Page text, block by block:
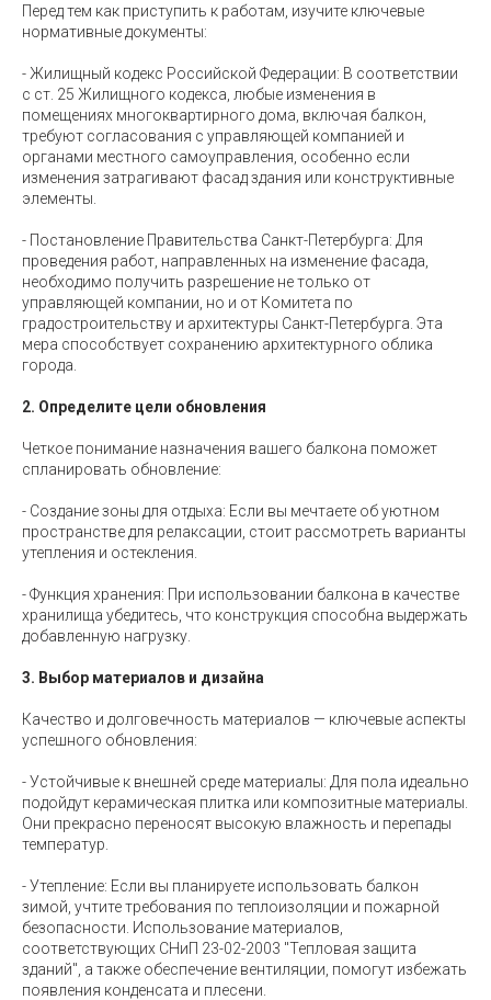
Перед тем как приступить к работам, изучите ключевые
нормативные документы:
- Жилищный кодекс Российской Федерации: В соответствии
с ст. 25 Жилищного кодекса, любые изменения в
помещениях многоквартирного дома, включая балкон,
требуют согласования с управляющей компанией и
органами местного самоуправления, особенно если
изменения затрагивают фасад здания или конструктивные
элементы.
- Постановление Правительства Санкт-Петербурга: Для
проведения работ, направленных на изменение фасада,
необходимо получить разрешение не только от
управляющей компании, но и от Комитета по
градостроительству и архитектуры Санкт-Петербурга. Эта
мера способствует сохранению архитектурного облика
города.
2. Определите цели обновления
Четкое понимание назначения вашего балкона поможет
спланировать обновление:
- Создание зоны для отдыха: Если вы мечтаете об уютном
пространстве для релаксации, стоит рассмотреть варианты
утепления и остекления.
- Функция хранения: При использовании балкона в качестве
хранилища убедитесь, что конструкция способна выдержать
добавленную нагрузку.
3. Выбор материалов и дизайна
Качество и долговечность материалов — ключевые аспекты
успешного обновления:
- Устойчивые к внешней среде материалы: Для пола идеально
подойдут керамическая плитка или композитные материалы.
Они прекрасно переносят высокую влажность и перепады
температур.
- Утепление: Если вы планируете использовать балкон
зимой, учтите требования по теплоизоляции и пожарной
безопасности. Использование материалов,
соответствующих СНиП 23-02-2003 "Тепловая защита
зданий", а также обеспечение вентиляции, помогут избежать
появления конденсата и плесени.